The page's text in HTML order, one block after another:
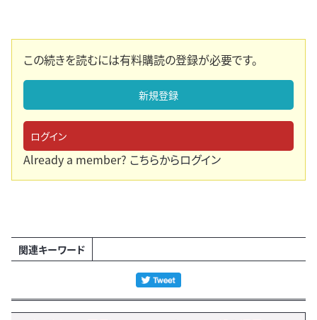
この続きを読むには有料購読の登録が必要です。
新規登録
ログイン
Already a member? こちらからログイン
関連キーワード